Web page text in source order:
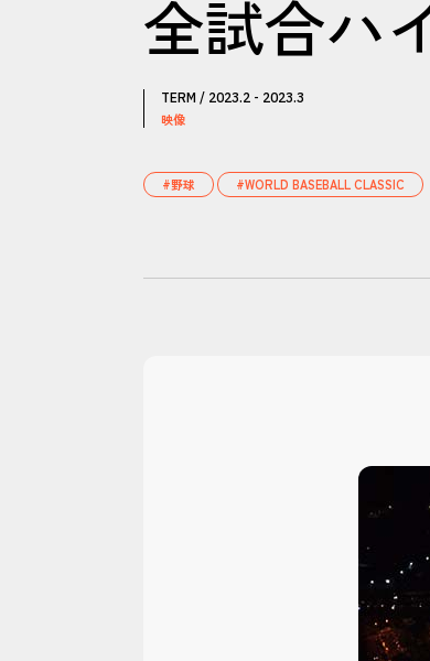
全試合ハ
TERM / 2023.2 - 2023.3
映像
#野球 #WORLD BASEBALL CLASSIC